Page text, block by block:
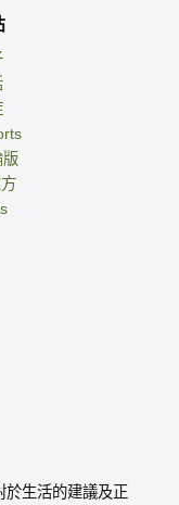
於生活的建議及正
版